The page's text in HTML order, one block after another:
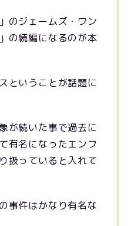
のジェームズ・ワン
の続編になるのが本
ということが話題に
が続いた事で過去に
有名になったエンフ
扱っていると入れて
事件はかなり有名な